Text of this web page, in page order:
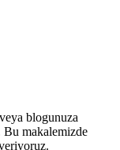
blogunuza
Bu makalemizde